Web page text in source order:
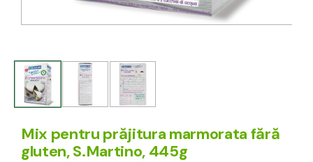
Mix pentru prăjitura marmorata fără
gluten, S.Martino, 445g